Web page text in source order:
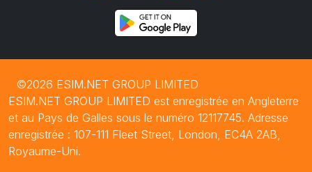
©2026 ESIM.NET GROUP LIMITED
ESIM.NET GROUP LIMITED est enregistrée en Angleterre
et au Pays de Galles sous le numéro 12117745. Adresse
enregistrée : 107-111 Fleet Street, London, EC4A 2AB,
Royaume-Uni.